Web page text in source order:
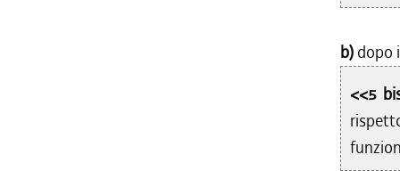
b) dopo
<<5